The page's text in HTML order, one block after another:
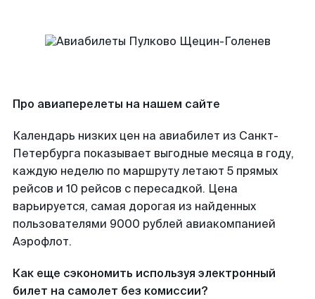
Про авиаперелеты на нашем сайте
Календарь низких цен на авиабилет из Санкт-
Петербурга показывает выгодные месяца в году,
каждую неделю по маршруту летают 5 прямых
рейсов и 10 рейсов с пересадкой. Цена
варьируется, самая дорогая из найденных
пользователями 9000 рублей авиакомпанией
Аэрофлот.
Как еще сэкономить используя электронный
билет на самолет без комиссии?